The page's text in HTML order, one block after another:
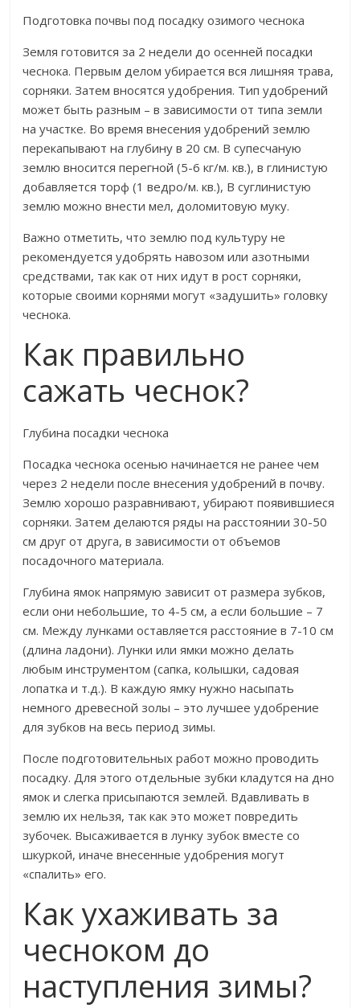
Подготовка почвы под посадку озимого чеснока
Земля готовится за 2 недели до осенней посадки
чеснока. Первым делом убирается вся лишняя трава,
сорняки. Затем вносятся удобрения. Тип удобрений
может быть разным – в зависимости от типа земли
на участке. Во время внесения удобрений землю
перекапывают на глубину в 20 см. В супесчаную
землю вносится перегной (5-6 кг/м. кв.), в глинистую
добавляется торф (1 ведро/м. кв.), В суглинистую
землю можно внести мел, доломитовую муку.
Важно отметить, что землю под культуру не
рекомендуется удобрять навозом или азотными
средствами, так как от них идут в рост сорняки,
которые своими корнями могут «задушить» головку
чеснока.
Как правильно
сажать чеснок?
Глубина посадки чеснока
Посадка чеснока осенью начинается не ранее чем
через 2 недели после внесения удобрений в почву.
Землю хорошо разравнивают, убирают появившиеся
сорняки. Затем делаются ряды на расстоянии 30-50
см друг от друга, в зависимости от объемов
посадочного материала.
Глубина ямок напрямую зависит от размера зубков,
если они небольшие, то 4-5 см, а если большие – 7
см. Между лунками оставляется расстояние в 7-10 см
(длина ладони). Лунки или ямки можно делать
любым инструментом (сапка, колышки, садовая
лопатка и т.д.). В каждую ямку нужно насыпать
немного древесной золы – это лучшее удобрение
для зубков на весь период зимы.
После подготовительных работ можно проводить
посадку. Для этого отдельные зубки кладутся на дно
ямок и слегка присыпаются землей. Вдавливать в
землю их нельзя, так как это может повредить
зубочек. Высаживается в лунку зубок вместе со
шкуркой, иначе внесенные удобрения могут
«спалить» его.
Как ухаживать за
чесноком до
наступления зимы?